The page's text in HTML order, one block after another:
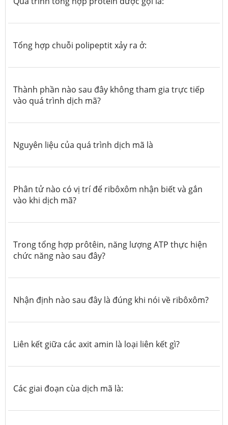
Tổng hợp chuỗi polipeptit xảy ra ở:
Thành phần nào sau đây không tham gia trực tiếp
vào quá trình dịch mã?
Nguyên liệu của quá trình dịch mã là
Phân tử nào có vị trí để ribôxôm nhận biết và gắn
vào khi dịch mã?
Trong tổng hợp prôtêin, năng lượng ATP thực hiện
chức năng nào sau đây?
Nhận định nào sau đây là đúng khi nói về ribôxôm?
Liên kết giữa các axit amin là loại liên kết gì?
Các giai đoạn cùa dịch mã là: